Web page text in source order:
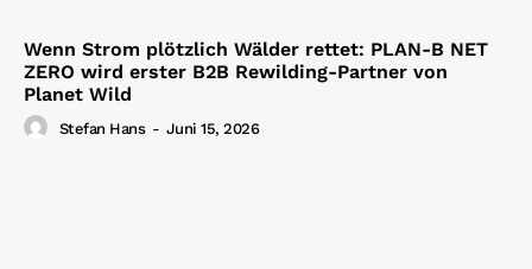
Wenn Strom plötzlich Wälder rettet: PLAN-B NET
ZERO wird erster B2B Rewilding-Partner von
Planet Wild
Stefan Hans - Juni 15, 2026